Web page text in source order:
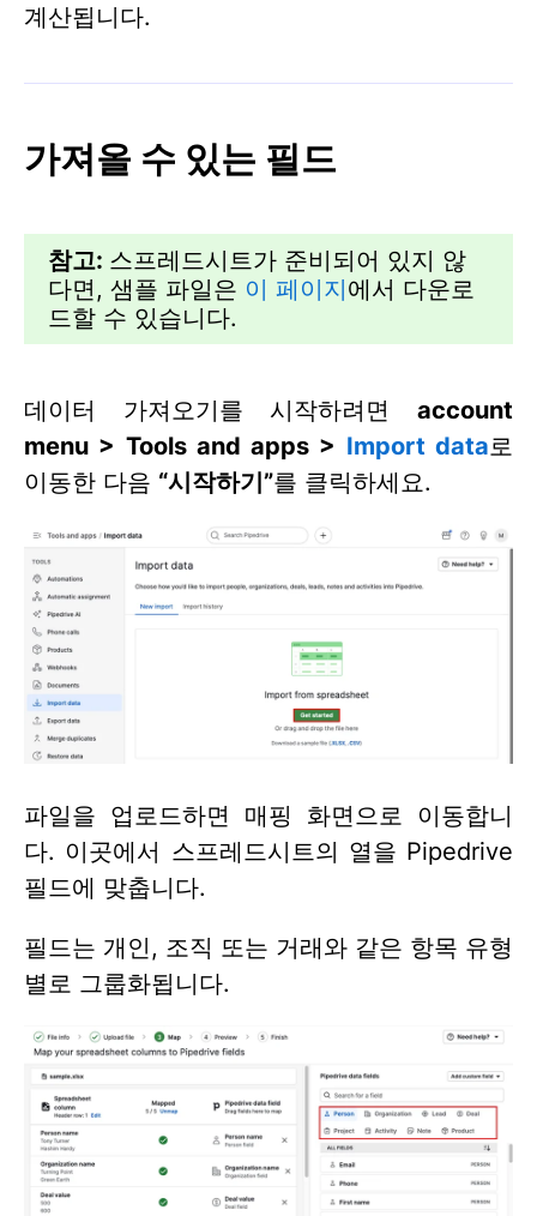
계산됩니다.
가져올 수 있는 필드
참고: 스프레드시트가 준비되어 있지 않
다면, 샘플 파일은 이 페이지에서 다운로
드할 수 있습니다.
데이터 가져오기를 시작하려면 account
menu > Tools and apps > Import data로
이동한 다음 “시작하기”를 클릭하세요.
파일을 업로드하면 매핑 화면으로 이동합니
다. 이곳에서 스프레드시트의 열을 Pipedrive
필드에 맞춥니다.
필드는 개인, 조직 또는 거래와 같은 항목 유형
별로 그룹화됩니다.